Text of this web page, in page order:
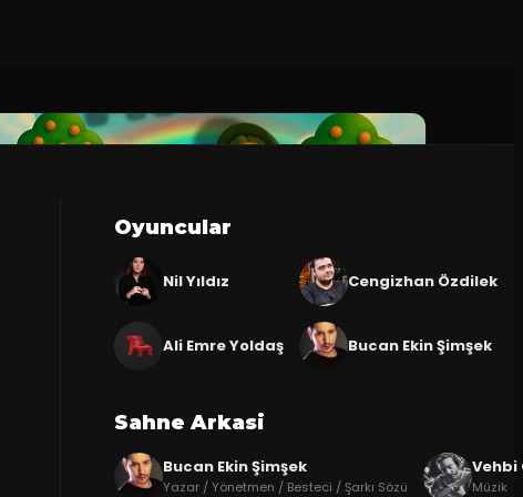
Oyuncular
Nil Yıldız Cengizhan Özdilek
Ali Emre Yoldaş Bucan Ekin Şimşek
Sahne Arkasi
Bucan Ekin Şimşek
Yazar / Yönetmen / Besteci / Şarkı Sözü
Vehbi
Müzik